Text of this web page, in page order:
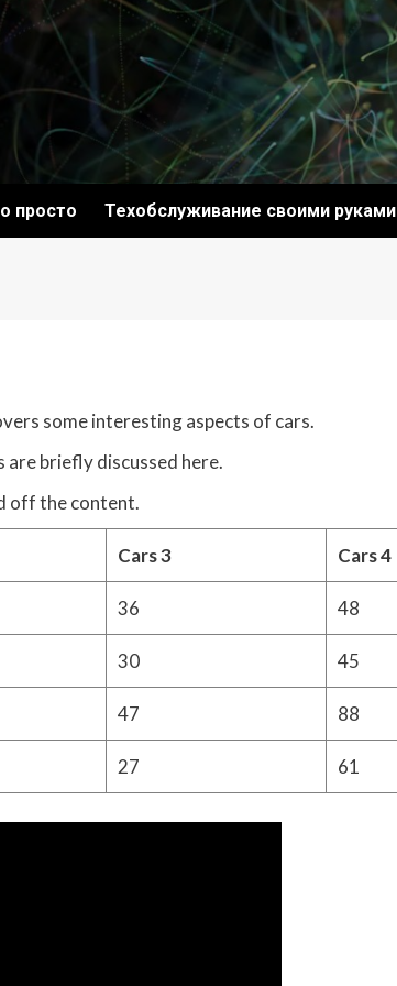
просто Техобслуживание своими руками
some interesting aspects of cars.
briefly discussed here.
off the content.
Cars 3 Cars 4
36 48
30 45
47 88
27 61